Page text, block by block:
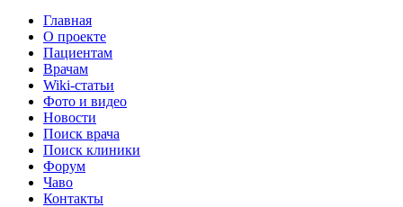
Главная
О проекте
Пациентам
Врачам
Wiki-статьи
Фото и видео
Новости
Поиск врача
Поиск клиники
Форум
Чаво
Контакты